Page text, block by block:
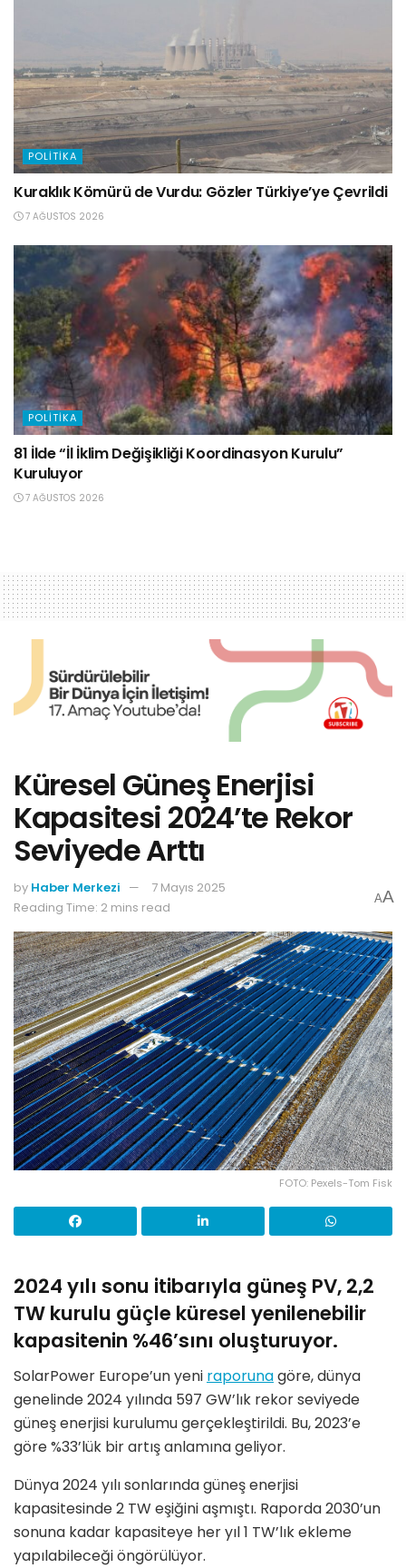
POLITIKA
Kuraklık Kömürü de Vurdu: Gözler Türkiye’ye Çevrildi
7 AĞUSTOS 2026
POLITIKA
81 İlde “İl İklim Değişikliği Koordinasyon Kurulu”
Kuruluyor
7 AĞUSTOS 2026
Küresel Güneş Enerjisi
Kapasitesi 2024’te Rekor
Seviyede Arttı
by Haber Merkezi
7 Mayıs 2025
Reading Time: 2 mins read
AA
FOTO: Pexels-Tom Fisk
2024 yılı sonu itibarıyla güneş PV, 2,2
TW kurulu güçle küresel yenilenebilir
kapasitenin %46’sını oluşturuyor.
SolarPower Europe’un yeni raporunagöre, dünya
genelinde 2024 yılında 597 GW’lık rekor seviyede
güneş enerjisi kurulumu gerçekleştirildi. Bu, 2023’e
göre %33’lük bir artış anlamına geliyor.
Dünya 2024 yılı sonlarında güneş enerjisi
kapasitesinde 2 TW eşiğini aşmıştı. Raporda 2030’un
sonuna kadar kapasiteye her yıl 1 TW’lık ekleme
yapılabileceği öngörülüyor.